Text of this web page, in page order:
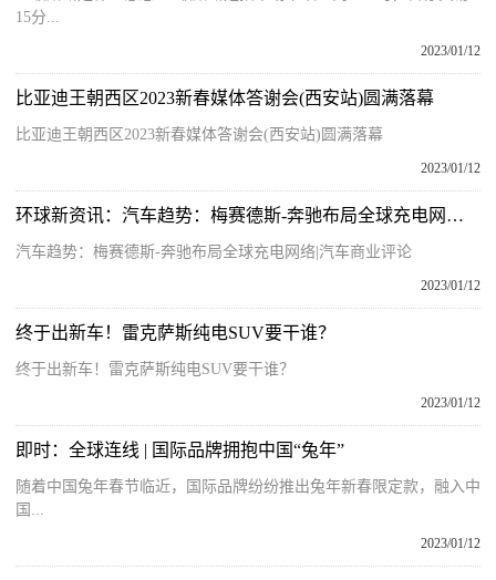
15分...
2023/01/12
比亚迪王朝西区2023新春媒体答谢会(西安站)圆满落幕
比亚迪王朝西区2023新春媒体答谢会(西安站)圆满落幕
2023/01/12
环球新资讯：汽车趋势：梅赛德斯-奔驰布局全球充电网络 | 汽车商业评论
汽车趋势：梅赛德斯-奔驰布局全球充电网络|汽车商业评论
2023/01/12
终于出新车！雷克萨斯纯电SUV要干谁？
终于出新车！雷克萨斯纯电SUV要干谁？
2023/01/12
即时：全球连线 | 国际品牌拥抱中国“兔年”
随着中国兔年春节临近，国际品牌纷纷推出兔年新春限定款，融入中
国...
2023/01/12